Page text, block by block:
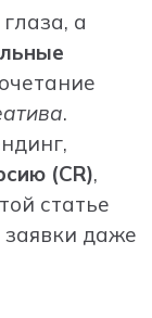
а
.
(CR),
статье
даже